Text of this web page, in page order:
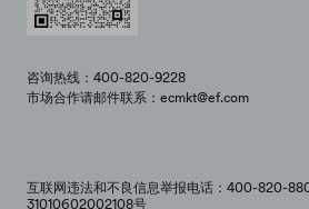
咨询热线：400-820-9228
市场合作请邮件联系：ecmkt@ef.com
互联网违法和不良信息举报电话：400-820-
31010602002108号